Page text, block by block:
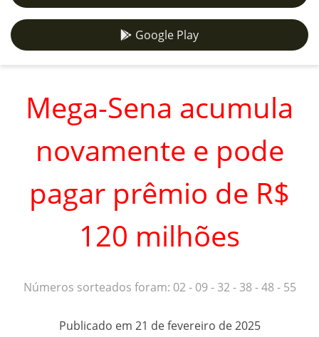
Google Play
Mega-Sena acumula
novamente e pode
pagar prêmio de R$
120 milhões
Números sorteados foram: 02 - 09 - 32 - 38 - 48 - 55
Publicado em 21 de fevereiro de 2025